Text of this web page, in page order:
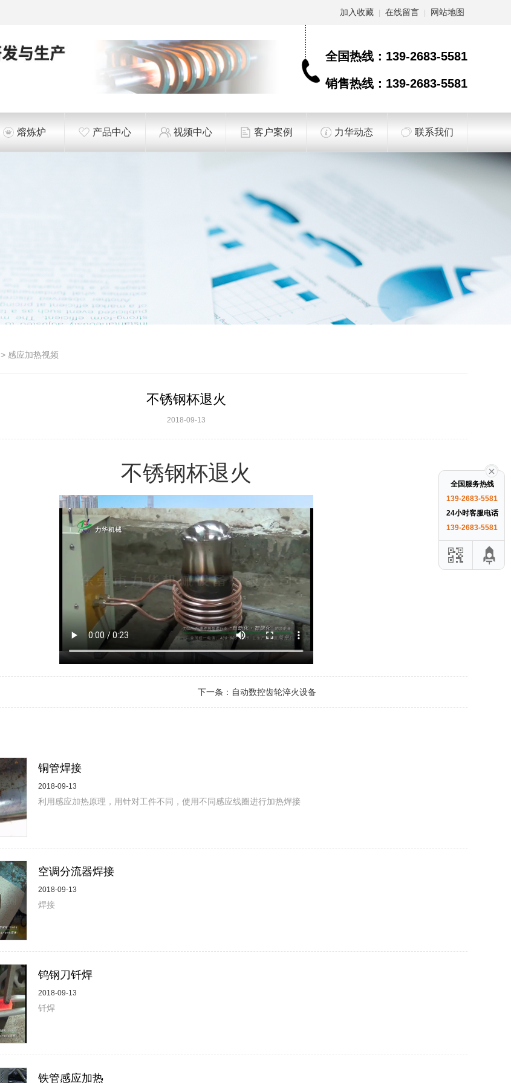
加入收藏 在线留言 网站地图
全国热线： 139-2683-5581
销售热线： 139-2683-5581
熔炼炉 产品中心 视频中心 客户案例 力华动态 联系我们
> 感应加热视频
不锈钢杯退火
2018-09-13
不锈钢杯退火
下一条： 自动数控齿轮淬火设备
铜管焊接
2018-09-13
利用感应加热原理，用针对工件不同，使用不同感应线圈进行加热焊接
空调分流器焊接
2018-09-13
焊接
钨钢刀钎焊
2018-09-13
钎焊
铁管感应加热
全国服务热线
139-2683-5581
24小时客服电话
139-2683-5581